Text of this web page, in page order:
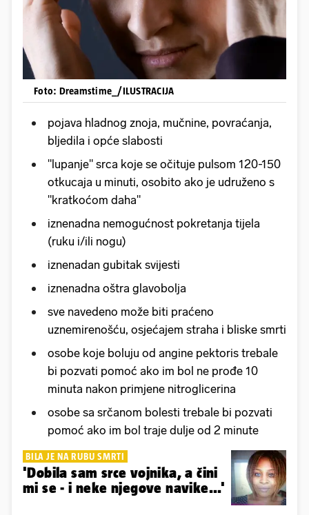
Foto: Dreamstime_/ILUSTRACIJA
pojava hladnog znoja, mučnine, povraćanja,
bljedila i opće slabosti
"lupanje" srca koje se očituje pulsom 120-150
otkucaja u minuti, osobito ako je udruženo s
"kratkoćom daha"
iznenadna nemogućnost pokretanja tijela
(ruku i/ili nogu)
iznenadan gubitak svijesti
iznenadna oštra glavobolja
sve navedeno može biti praćeno
uznemirenošću, osjećajem straha i bliske smrti
osobe koje boluju od angine pektoris trebale
bi pozvati pomoć ako im bol ne prođe 10
minuta nakon primjene nitroglicerina
osobe sa srčanom bolesti trebale bi pozvati
pomoć ako im bol traje dulje od 2 minute
BILA JE NA RUBU SMRTI
'Dobila sam srce vojnika, a čini
mi se - i neke njegove navike...'